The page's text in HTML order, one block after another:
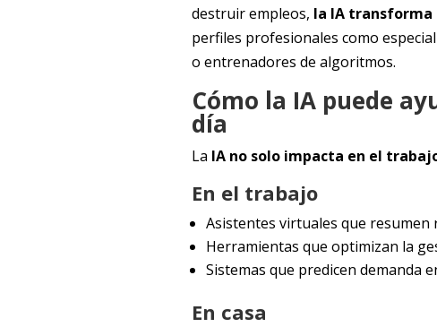
destruir empleos, la IA transforma
perfiles profesionales como
o entrenadores de algoritmos.
Cómo la IA puede
día
La IA no solo impacta en el
En el trabajo
Asistentes virtuales que resumen
Herramientas que optimizan la
Sistemas que predicen demanda
En casa